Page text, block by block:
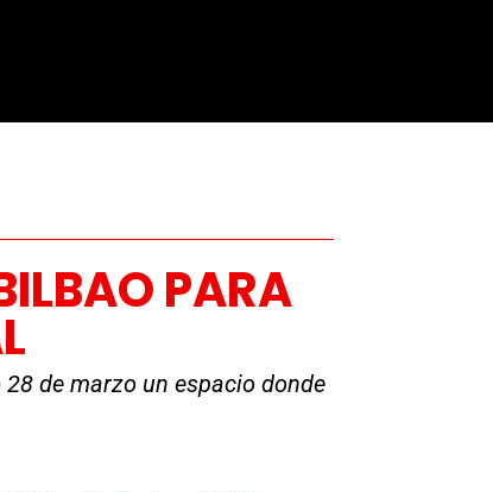
PARA
de marzo un espacio donde